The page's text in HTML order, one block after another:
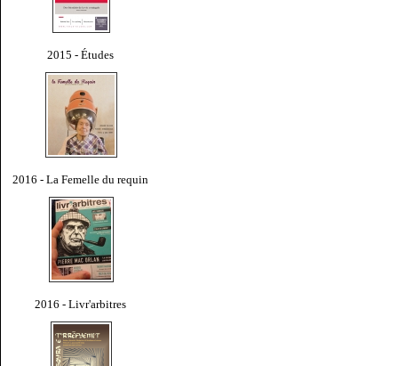
2015 - Études
2016 - La Femelle du requin
2016 - Livr'arbitres